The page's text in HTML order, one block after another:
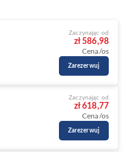
Zaczynając od
zł 586,98
Cena/os
Zarezerwuj
Zaczynając od
zł 618,77
Cena/os
Zarezerwuj